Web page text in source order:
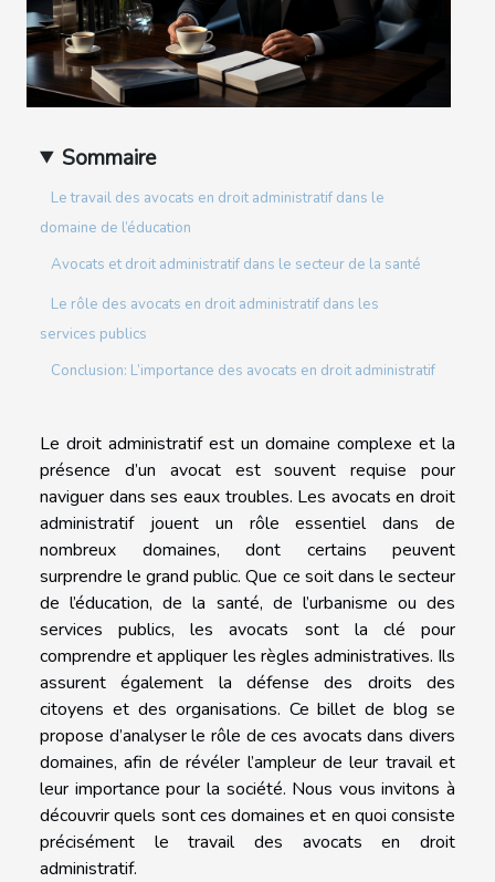
Sommaire
Le travail des avocats en droit administratif dans le
domaine de l’éducation
Avocats et droit administratif dans le secteur de la santé
Le rôle des avocats en droit administratif dans les
services publics
Conclusion: L’importance des avocats en droit administratif
Le droit administratif est un domaine complexe et la
présence d’un avocat est souvent requise pour
naviguer dans ses eaux troubles. Les avocats en droit
administratif jouent un rôle essentiel dans de
nombreux domaines, dont certains peuvent
surprendre le grand public. Que ce soit dans le secteur
de l’éducation, de la santé, de l’urbanisme ou des
services publics, les avocats sont la clé pour
comprendre et appliquer les règles administratives. Ils
assurent également la défense des droits des
citoyens et des organisations. Ce billet de blog se
propose d’analyser le rôle de ces avocats dans divers
domaines, afin de révéler l’ampleur de leur travail et
leur importance pour la société. Nous vous invitons à
découvrir quels sont ces domaines et en quoi consiste
précisément le travail des avocats en droit
administratif.